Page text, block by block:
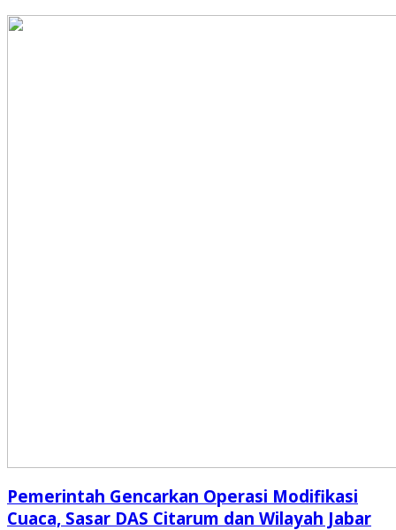
Pemerintah Gencarkan Operasi Modifikasi
Cuaca, Sasar DAS Citarum dan Wilayah Jabar